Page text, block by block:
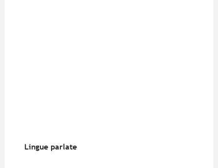
Lingue parlate
Lingue parlate